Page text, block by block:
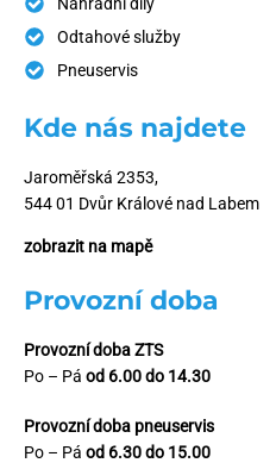
Odtahové služby
Pneuservis
Kde nás najdete
Jaroměřská 2353,
544 01 Dvůr Králové nad Labem
zobrazit na mapě
Provozní doba
Provozní doba ZTS
Po – Pá od 6.00 do 14.30
Provozní doba pneuservis
Po – Pá od 6.30 do 15.00